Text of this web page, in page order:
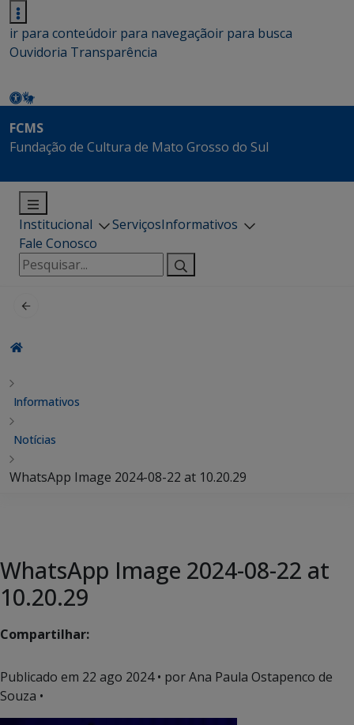
ir para conteúdoir para navegaçãoir para busca
Ouvidoria Transparência
FCMS
Fundação de Cultura de Mato Grosso do Sul
Institucional ServiçosInformativos
Fale Conosco
Pesquisar
por:
Informativos
Notícias
WhatsApp Image 2024-08-22 at 10.20.29
WhatsApp Image 2024-08-22 at
10.20.29
Compartilhar:
Publicado em 22 ago 2024• por Ana Paula Ostapenco de
Souza •